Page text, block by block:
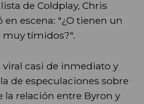
de Coldplay, Chris
escena: "¿O tienen un
muy tímidos?".
viral casi de inmediato y
de especulaciones sobre
la relación entre Byron y